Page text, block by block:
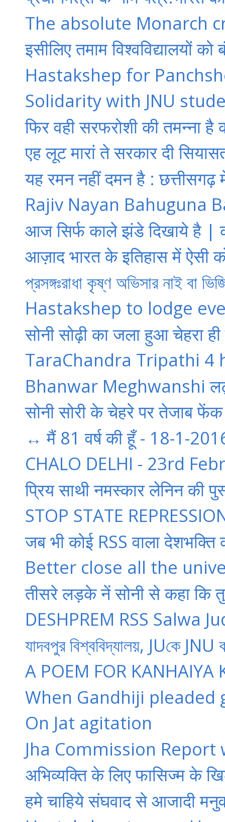
The absolute Monarch
इसीलिए तमाम विश्वविद्यालयों
Hastakshep for
Solidarity with JNU
फिर वही सरफरोशी की तमन्ना है
एह लूट मारां ते सरकार दी
यह रमन नहीं दमन है :
Rajiv Nayan Bahuguna
आज सिर्फ काले झंडे दिखाये है |
आज़ाद भारत के इतिहास में ऐसी
প্রসঙ্গঃরাধা কৃষ্ণ অভিসার নাই বা
Hastakshep to lodge
सोनी सोढ़ी का जला हुआ चेहरा ही
TaraChandra Tripathi 4
Bhanwar Meghwanshi
सोनी सोरी के चेहरे पर तेजाब
↔ मैं 81 वर्ष की हूँ - 18-1-
CHALO DELHI - 23rd
प्रिय साथी नमस्कार लेनिन की
STOP STATE
जब भी कोई RSS वाला
Better close all the
तीसरे लड़के नें सोनी से कहा कि
DESHPREM RSS Salwa
যাদবপুর বিশ্ববিদ্যালয়, JUকে
A POEM FOR KANHAIYA
When Gandhiji pleaded
On Jat agitation
Jha Commission
अभिव्यक्ति के लिए फासिज्म के
हमे चाहिये संघवाद से आजादी